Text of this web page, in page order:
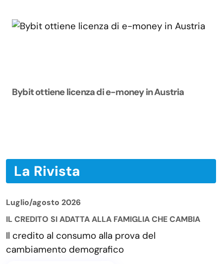
Bybit ottiene licenza di e-money in Austria
La Rivista
Luglio/agosto 2026
IL CREDITO SI ADATTA ALLA FAMIGLIA CHE CAMBIA
Il credito al consumo alla prova del
cambiamento demografico